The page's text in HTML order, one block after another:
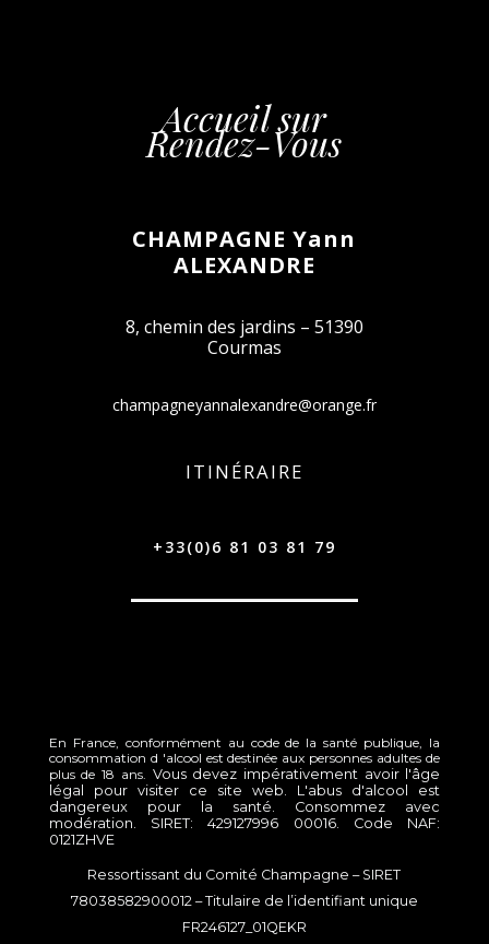
Accueil sur
Rendez-Vous
CHAMPAGNE Yann
ALEXANDRE
8, chemin des jardins – 51390
Courmas
champagneyannalexandre@orange.fr
ITINÉRAIRE
+33(0)6 81 03 81 79
En France, conformément au code de la santé publique, la
consommation d 'alcool est destinée aux personnes adultes de
plus de 18 ans. Vous devez impérativement avoir l'âge
légal pour visiter ce site web. L'abus d'alcool est
dangereux pour la santé. Consommez avec
modération. SIRET: 429127996 00016. Code NAF:
0121ZHVE
Ressortissant du Comité Champagne – SIRET
78038582900012 – Titulaire de l’identifiant unique
FR246127_01QEKR